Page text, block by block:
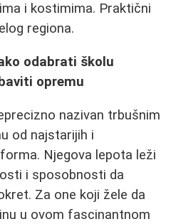
i kostimima. Praktični
regiona.
odabrati školu
opremu
nazivan trbušnim
od najstarijih i
Njegova lepota leži
i sposobnosti da
Za one koji žele da
u ovom fascinantnom